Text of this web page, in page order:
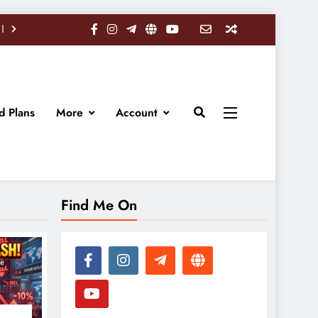
Plans More Account
Find Me On